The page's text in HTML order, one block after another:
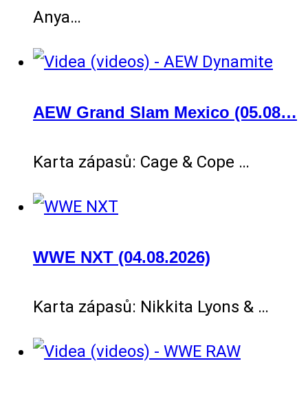
Anya…
AEW Grand Slam Mexico (05.08…
Karta zápasů: Cage & Cope …
WWE NXT (04.08.2026)
Karta zápasů: Nikkita Lyons & …